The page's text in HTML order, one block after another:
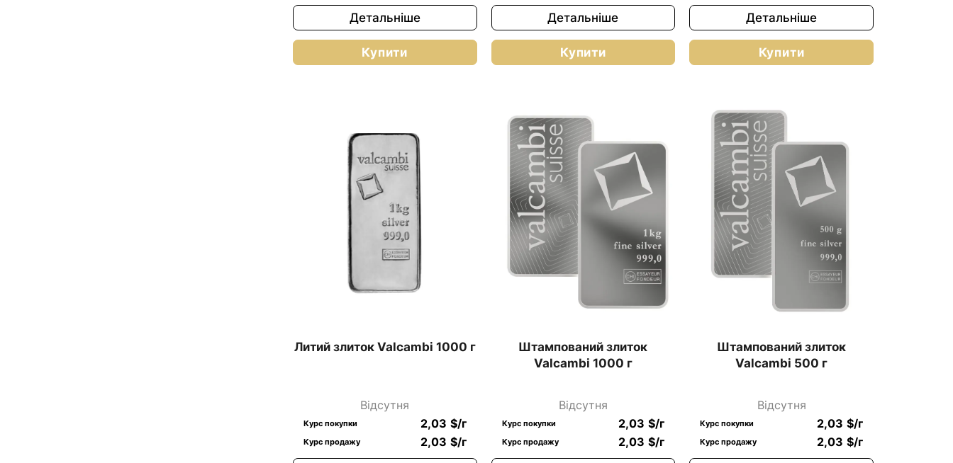
Детальніше
Купити
Детальніше
Купити
Детальніше
Купити
Литий злиток Valcambi 1000 г
Відсутня
Курс покупки 2,03 $/г
Курс продажу 2,03 $/г
Штампований злиток
Valcambi 1000 г
Відсутня
Курс покупки 2,03 $/г
Курс продажу 2,03 $/г
Штампований злиток
Valcambi 500 г
Відсутня
Курс покупки 2,03 $/г
Курс продажу 2,03 $/г